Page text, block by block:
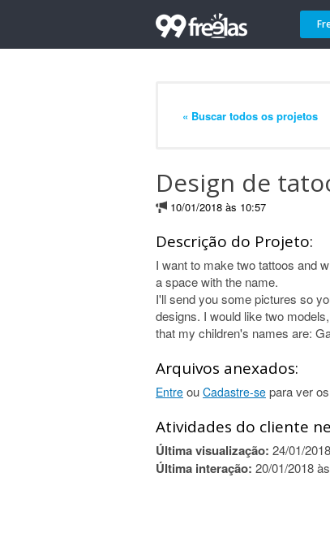
« Buscar todos os projetos
Design de
10/01/2018 às 10:57
Descrição do Projeto:
I want to make two tattoos and
a space with the name.
I'll send you some pictures so
designs. I would like two
that my children's names are:
Arquivos anexados:
Entre ou Cadastre-se para ver
Atividades do cliente
Última visualização: 24/01/
Última interação: 20/01/2018